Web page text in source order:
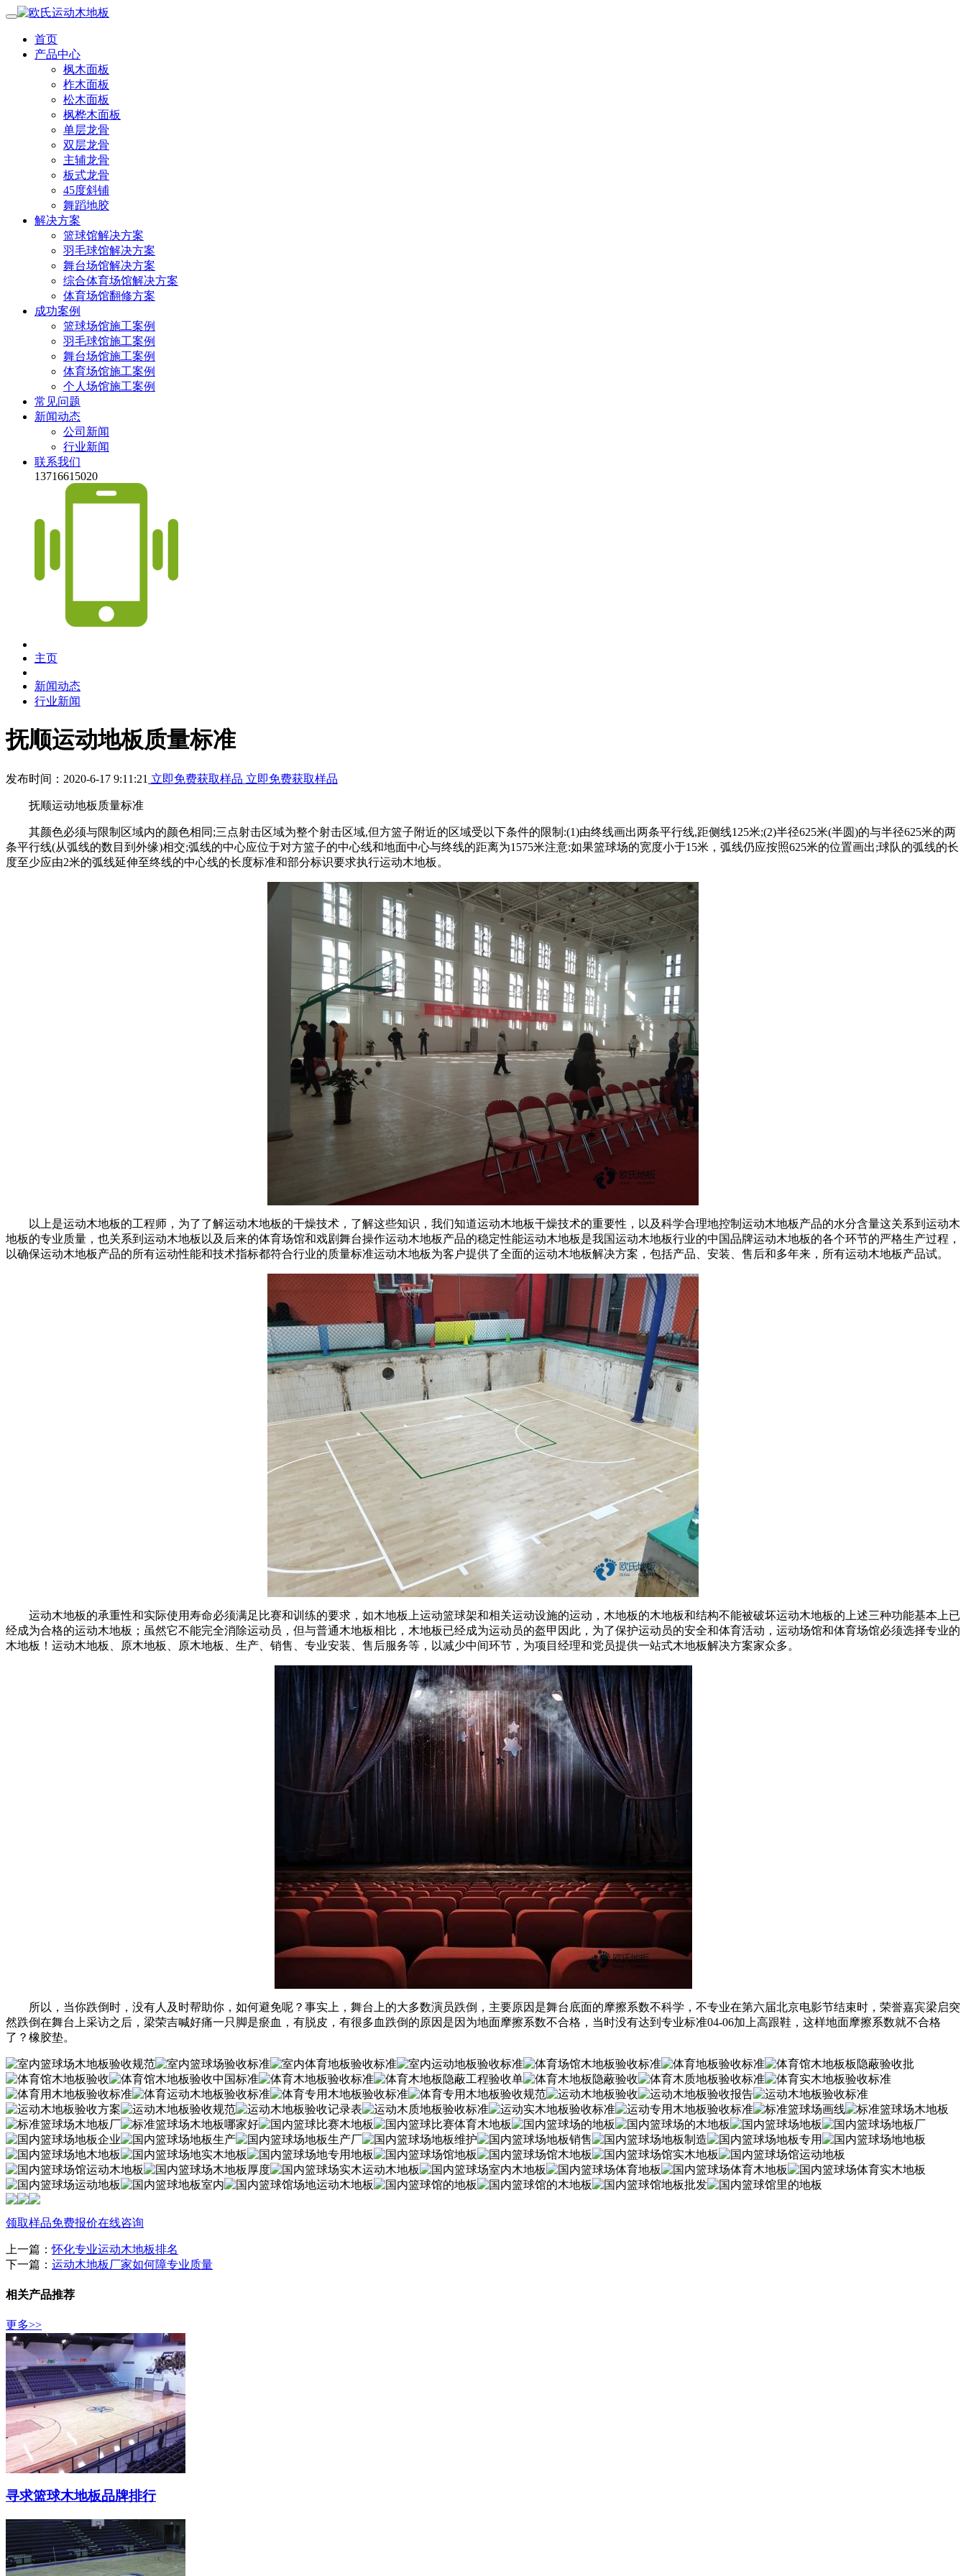
首页
产品中心
枫木面板
柞木面板
松木面板
枫桦木面板
单层龙骨
双层龙骨
主辅龙骨
板式龙骨
45度斜铺
舞蹈地胶
解决方案
篮球馆解决方案
羽毛球馆解决方案
舞台场馆解决方案
综合体育场馆解决方案
体育场馆翻修方案
成功案例
篮球场馆施工案例
羽毛球馆施工案例
舞台场馆施工案例
体育场馆施工案例
个人场馆施工案例
常见问题
新闻动态
公司新闻
行业新闻
联系我们
13716615020
主页
新闻动态
行业新闻
抚顺运动地板质量标准
发布时间：2020-6-17 9:11:21 立即免费获取样品 立即免费获取样品
抚顺运动地板质量标准
其颜色必须与限制区域内的颜色相同;三点射击区域为整个射击区域,但方篮子附近的区域受以下条件的限制:(1)由终线画出两条平行线,距侧线125米;(2)半径625米(半圆)的与半径625米的两
条平行线(从弧线的数目到外缘)相交;弧线的中心应位于对方篮子的中心线和地面中心与终线的距离为1575米注意:如果篮球场的宽度小于15米，弧线仍应按照625米的位置画出;球队的弧线的长
度至少应由2米的弧线延伸至终线的中心线的长度标准和部分标识要求执行运动木地板。
以上是运动木地板的工程师，为了了解运动木地板的干燥技术，了解这些知识，我们知道运动木地板干燥技术的重要性，以及科学合理地控制运动木地板产品的水分含量这关系到运动木
地板的专业质量，也关系到运动木地板以及后来的体育场馆和戏剧舞台操作运动木地板产品的稳定性能运动木地板是我国运动木地板行业的中国品牌运动木地板的各个环节的严格生产过程，
以确保运动木地板产品的所有运动性能和技术指标都符合行业的质量标准运动木地板为客户提供了全面的运动木地板解决方案，包括产品、安装、售后和多年来，所有运动木地板产品试。
运动木地板的承重性和实际使用寿命必须满足比赛和训练的要求，如木地板上运动篮球架和相关运动设施的运动，木地板的木地板和结构不能被破坏运动木地板的上述三种功能基本上已
经成为合格的运动木地板；虽然它不能完全消除运动员，但与普通木地板相比，木地板已经成为运动员的盔甲因此，为了保护运动员的安全和体育活动，运动场馆和体育场馆必须选择专业的
木地板！运动木地板、原木地板、原木地板、生产、销售、专业安装、售后服务等，以减少中间环节，为项目经理和党员提供一站式木地板解决方案家众多。
所以，当你跌倒时，没有人及时帮助你，如何避免呢？事实上，舞台上的大多数演员跌倒，主要原因是舞台底面的摩擦系数不科学，不专业在第六届北京电影节结束时，荣誉嘉宾梁启突
然跌倒在舞台上采访之后，梁荣吉喊好痛一只脚是瘀血，有脱皮，有很多血跌倒的原因是因为地面摩擦系数不合格，当时没有达到专业标准04-06加上高跟鞋，这样地面摩擦系数就不合格
了？橡胶垫。
领取样品免费报价在线咨询
上一篇：怀化专业运动木地板排名
下一篇： 运动木地板厂家如何障专业质量
相关产品推荐
更多>>
寻求篮球木地板品牌排行